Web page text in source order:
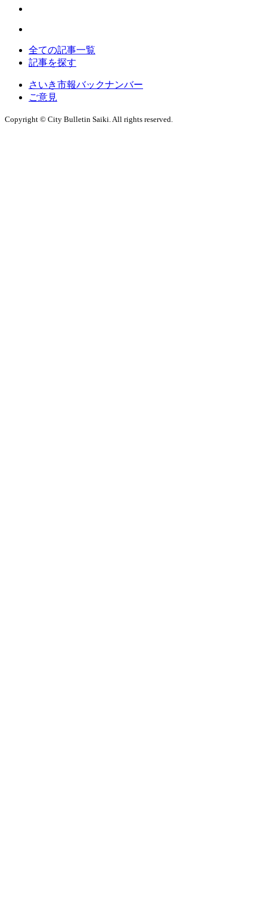
全ての記事一覧
記事を探す
さいき市報バックナンバー
ご意見
Copyright © City Bulletin Saiki. All rights reserved.